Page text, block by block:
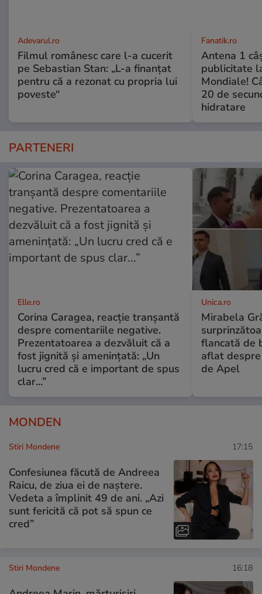
Adevarul.ro
Filmul românesc care l-a cucerit
pe Sebastian Stan: „L-a finanțat
pentru că a rezonat cu propria lui
poveste“
Fanatik.ro
Antena 1
publicitate
Mondiale!
20 de
hidratare
PARTENERI
Elle.ro
Corina Caragea, reacție tranșantă
despre comentariile negative.
Prezentatoarea a dezvăluit că a
fost jignită și amenințată: „Un
lucru cred că e important de spus
clar...”
Unica.ro
Mirabela
flancată de
aflat
de Apel
MONDEN
Stiri Mondene 17:15
Confesiunea făcută de Andreea
Raicu, de ziua ei de naștere.
Vedeta a împlinit 49 de ani. „Azi
sunt fericită că pot să spun ce
cred”
Stiri Mondene 16:18